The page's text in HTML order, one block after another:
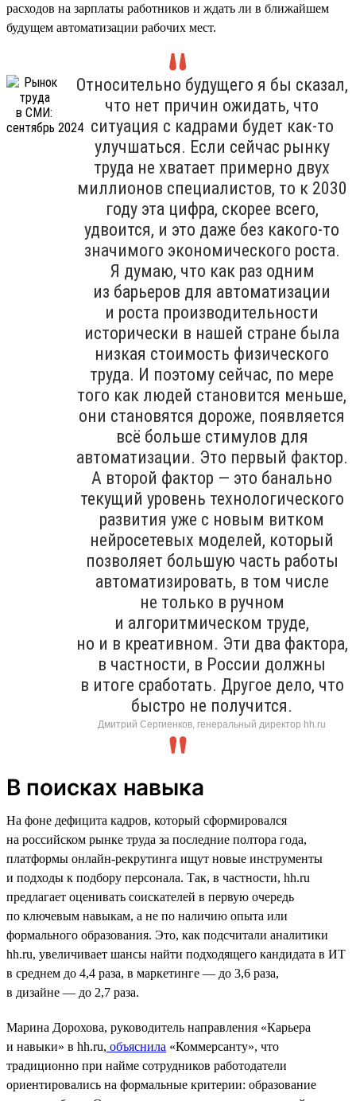
расходов на зарплаты работников и ждать ли в ближайшем
будущем автоматизации рабочих мест.
Относительно будущего я бы сказал,
что нет причин ожидать, что
ситуация с кадрами будет как-то
улучшаться. Если сейчас рынку
труда не хватает примерно двух
миллионов специалистов, то к 2030
году эта цифра, скорее всего,
удвоится, и это даже без какого-то
значимого экономического роста.
Я думаю, что как раз одним
из барьеров для автоматизации
и роста производительности
исторически в нашей стране была
низкая стоимость физического
труда. И поэтому сейчас, по мере
того как людей становится меньше,
они становятся дороже, появляется
всё больше стимулов для
автоматизации. Это первый фактор.
А второй фактор — это банально
текущий уровень технологического
развития уже с новым витком
нейросетевых моделей, который
позволяет большую часть работы
автоматизировать, в том числе
не только в ручном
и алгоритмическом труде,
но и в креативном. Эти два фактора,
в частности, в России должны
в итоге сработать. Другое дело, что
быстро не получится.
Дмитрий Сергиенков, генеральный директор hh.ru
В поисках навыка
На фоне дефицита кадров, который сформировался
на российском рынке труда за последние полтора года,
платформы онлайн-рекрутинга ищут новые инструменты
и подходы к подбору персонала. Так, в частности, hh.ru
предлагает оценивать соискателей в первую очередь
по ключевым навыкам, а не по наличию опыта или
формального образования. Это, как подсчитали аналитики
hh.ru, увеличивает шансы найти подходящего кандидата в ИТ
в среднем до 4,4 раза, в маркетинге — до 3,6 раза,
в дизайне — до 2,7 раза.
Марина Дорохова, руководитель направления «Карьера
и навыки» в hh.ru, объяснила «Коммерсанту», что
традиционно при найме сотрудников работодатели
ориентировались на формальные критерии: образование